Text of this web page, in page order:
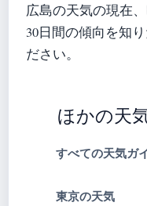
広島の天気の現在、
30日間の傾向を知
ださい。
ほかの天
すべての天気ガ
東京の天気